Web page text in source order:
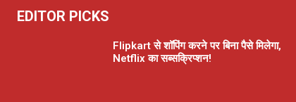
EDITOR PICKS
Flipkart से शॉपिंग करने पर बिना पैसे मिलेगा,
Netflix का सब्सक्रिप्शन!